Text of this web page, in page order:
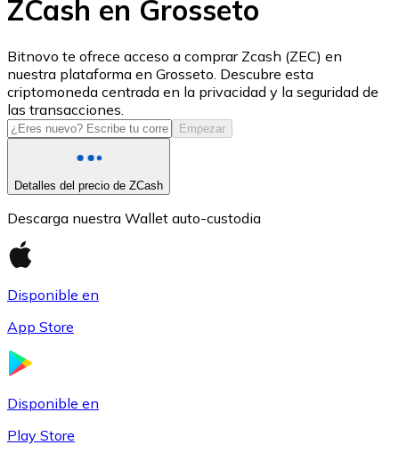
USD Coin
USDC
ZCash en Grosseto
Bitnovo te ofrece acceso a comprar Zcash (ZEC) en
nuestra plataforma en Grosseto. Descubre esta
criptomoneda centrada en la privacidad y la seguridad de
las transacciones.
Empezar
Detalles del precio de ZCash
Descarga nuestra Wallet auto-custodia
Disponible en
App Store
Disponible en
Play Store